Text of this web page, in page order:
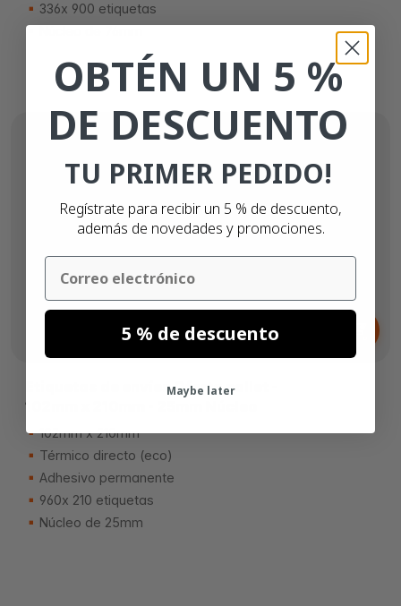
336x 900 etiquetas
Desde
€
Etiquetas de envíos Oferta pallet -
102mm x 210mm - 25mm Núcleo
102mm x 210mm
Térmico directo (eco)
Adhesivo permanente
960x 210 etiquetas
Núcleo de 25mm
OBTÉN UN 5 %
DE DESCUENTO
TU PRIMER PEDIDO!
Regístrate para recibir un 5 % de descuento,
además de novedades y promociones.
Email
5 % de descuento
Maybe later